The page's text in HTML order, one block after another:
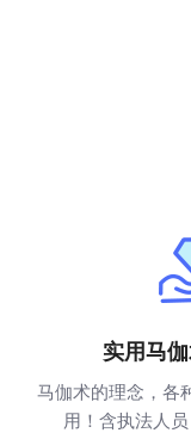
实用马
马伽术的理念，各
用！含执法人